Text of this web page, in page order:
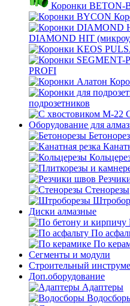
Коронки BETON-
DIAMOND HIT
PROFI
подрозетников
Оборудование для
Стенорезы
Диски алмазные
По
По
Сегменты и модули
Строительный
Доп.оборудование
Адаптеры